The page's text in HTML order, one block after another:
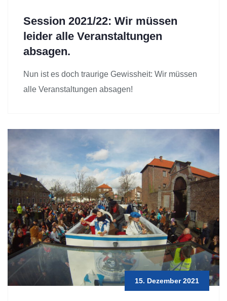
Session 2021/22: Wir müssen
leider alle Veranstaltungen
absagen.
Nun ist es doch traurige Gewissheit: Wir müssen
alle Veranstaltungen absagen!
15. Dezember 2021